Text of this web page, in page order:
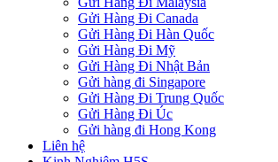
Gửi Hàng Đi Canada
Gửi Hàng Đi Hàn Quốc
Gửi Hàng Đi Mỹ
Gửi Hàng Đi Nhật Bản
Gửi hàng đi Singapore
Gửi Hàng Đi Trung Quốc
Gửi Hàng Đi Úc
Gửi hàng đi Hong Kong
Liên hệ